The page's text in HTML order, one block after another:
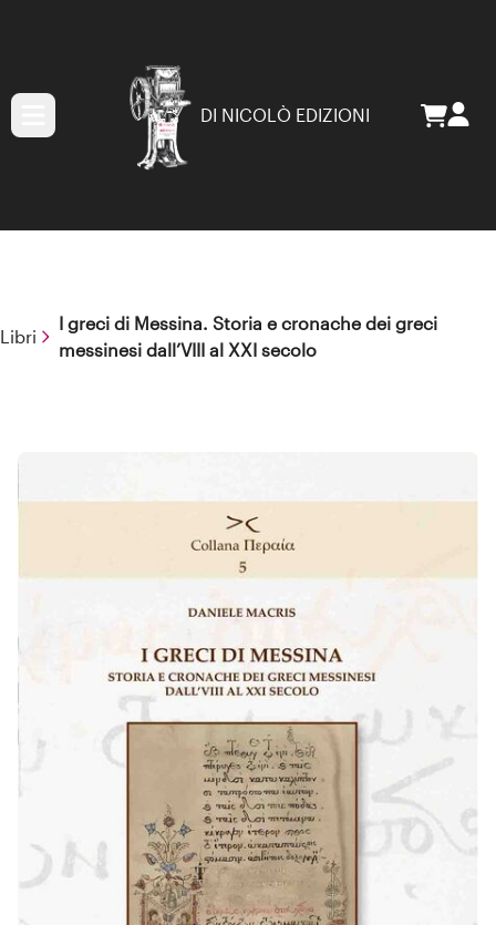
DI NICOLÒ EDIZIONI
Libri
I greci di Messina. Storia e cronache dei greci
messinesi dall’VIII al XXI secolo